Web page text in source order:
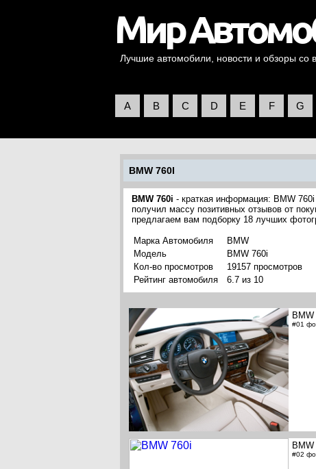
Лучшие автомобили, новости и обзоры со
A B C D E F G
BMW 760I
BMW 760i - краткая информация: BMW
получил массу позитивных отзывов от
предлагаем вам подборку 18 лучших
Марка Автомобиля
BMW
Модель
BMW 760i
Кол-во просмотров
19157 просмотров
Рейтинг автомобиля
6.7 из 10
BMW
#01
BMW
#02